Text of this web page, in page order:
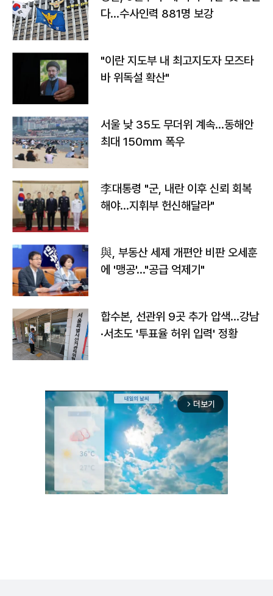
다…수사인력 881명 보강
"이란 지도부 내 최고지도자 모즈타
바 위독설 확산"
서울 낮 35도 무더위 계속…동해안
최대 150㎜ 폭우
李대통령 "군, 내란 이후 신뢰 회복
해야…지휘부 헌신해달라"
與, 부동산 세제 개편안 비판 오세훈
에 '맹공'…"공급 억제기"
합수본, 선관위 9곳 추가 압색…강남
·서초도 '투표율 허위 입력' 정황
arrow_forward_ios 더보기